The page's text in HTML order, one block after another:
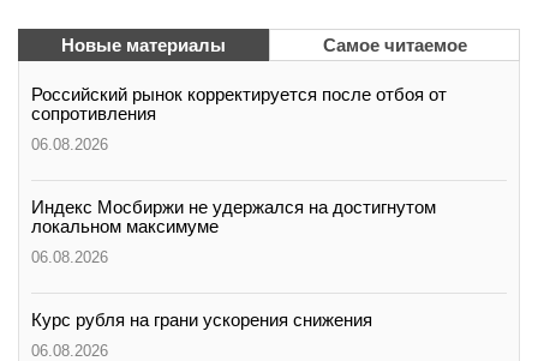
Новые материалы Самое читаемое
Российский рынок корректируется после отбоя от
сопротивления
06.08.2026
Индекс Мосбиржи не удержался на достигнутом
локальном максимуме
06.08.2026
Курс рубля на грани ускорения снижения
06.08.2026